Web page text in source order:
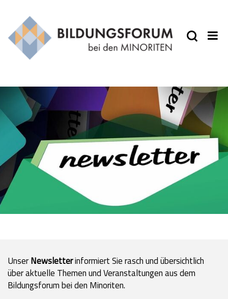
UnserNewsletterinformiert Sie rasch und übersichtlich
über aktuelle Themen und Veranstaltungen aus dem
Bildungsforum bei den Minoriten.